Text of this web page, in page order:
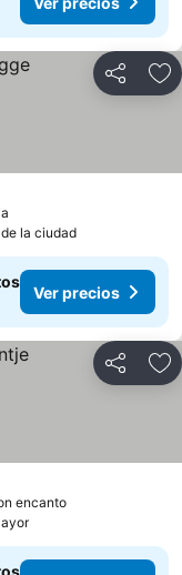
Compartir
la ciudad
Ver precios
Compartir
encantoVer precios